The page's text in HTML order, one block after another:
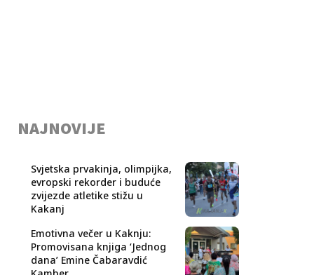
NAJNOVIJE
Svjetska prvakinja, olimpijka,
evropski rekorder i buduće
zvijezde atletike stižu u
Kakanj
Emotivna večer u Kaknju:
Promovisana knjiga ‘Jednog
dana’ Emine Čabaravdić